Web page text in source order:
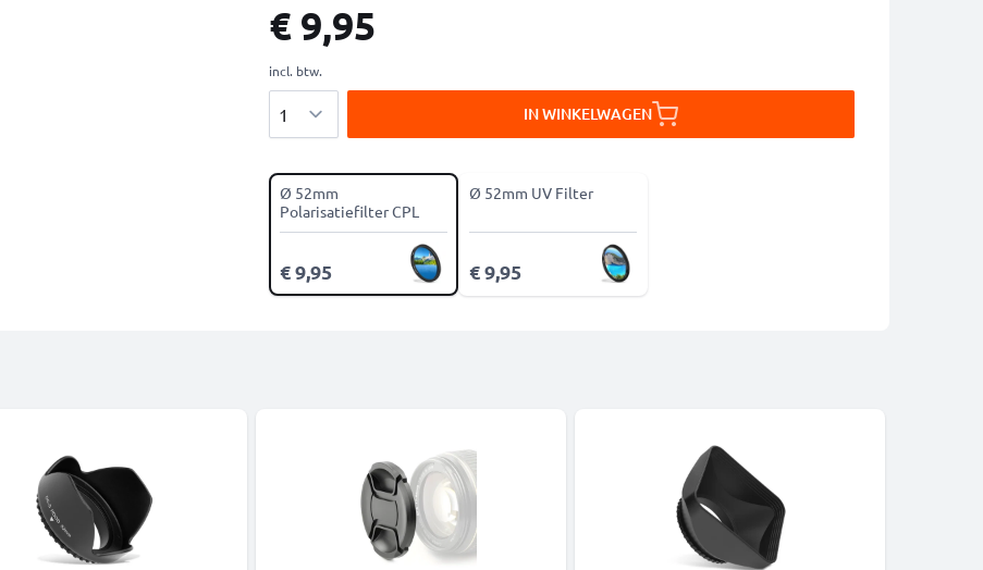
€ 9,95
incl. btw.
IN WINKELWAGEN
Ø 52mm
Polarisatiefilter CPL
€ 9,95
Ø 52mm UV Filter
€ 9,95